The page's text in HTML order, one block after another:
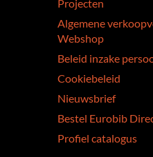
Projecten
Algemene
Webshop
Beleid inzake
Cookiebeleid
Nieuwsbrief
Bestel Eurobib
Profiel catalogus